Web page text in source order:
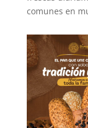
comunes en